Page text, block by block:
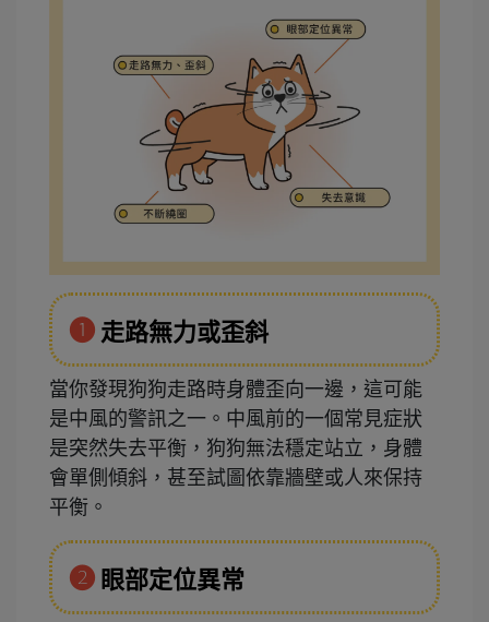
❶ 走路無力或歪斜
當你發現狗狗走路時身體歪向一邊，這可能
是中風的警訊之一。中風前的一個常見症狀
是突然失去平衡，狗狗無法穩定站立，身體
會單側傾斜，甚至試圖依靠牆壁或人來保持
平衡。
❷ 眼部定位異常